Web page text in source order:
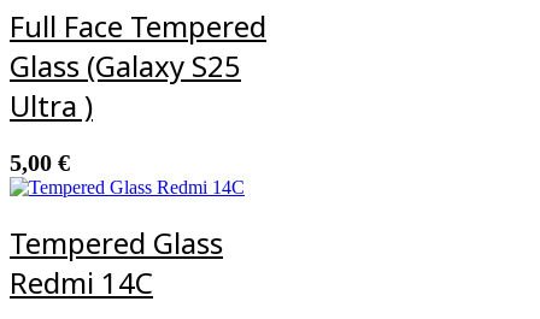
Full Face Tempered
Glass (Galaxy S25
Ultra )
5,00 €
Tempered Glass
Redmi 14C